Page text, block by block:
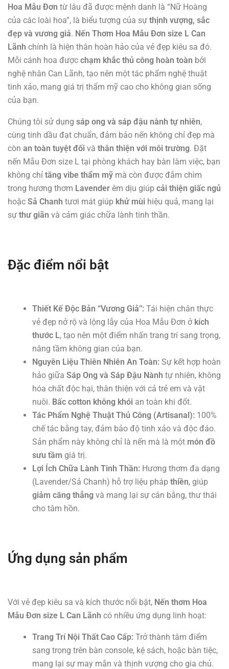
Hoa Mẫu Đơn từ lâu đã được mệnh danh là “Nữ Hoàng
của các loài hoa”, là biểu tượng của sự thịnh vượng, sắc
đẹp và vương giả. Nến Thơm Hoa Mẫu Đơn size L Can
Lãnh chính là hiện thân hoàn hảo của vẻ đẹp kiêu sa đó.
Mỗi cánh hoa được chạm khắc thủ công hoàn toàn bởi
nghệ nhân Can Lãnh, tạo nên một tác phẩm nghệ thuật
tinh xảo, mang giá trị thẩm mỹ cao cho không gian sống
của bạn.
Chúng tôi sử dụng sáp ong và sáp đậu nành tự nhiên,
cùng tinh dầu đạt chuẩn, đảm bảo nến không chỉ đẹp mà
còn an toàn tuyệt đối và thân thiện với môi trường. Đặt
nến Mẫu Đơn size L tại phòng khách hay bàn làm việc, bạn
không chỉ tăng vibe thẩm mỹ mà còn được đắm chìm
trong hương thơm Lavender êm dịu giúp cải thiện giấc ngủ
hoặc Sả Chanh tươi mát giúp khử mùi hiệu quả, mang lại
sự thư giãn và cảm giác chữa lành tinh thần.
Đặc điểm nổi bật
Thiết Kế Độc Bản “Vương Giả”: Tái hiện chân thực
vẻ đẹp nở rộ và lộng lẫy của Hoa Mẫu Đơn ở kích
thước L, tạo nên một điểm nhấn trang trí sang trọng,
nâng tầm không gian của bạn.
Nguyên Liệu Thiên Nhiên An Toàn: Sự kết hợp hoàn
hảo giữa Sáp Ong và Sáp Đậu Nành tự nhiên, không
hóa chất độc hại, thân thiện với cả trẻ em và vật
nuôi. Bấc cotton không khói an toàn khi đốt.
Tác Phẩm Nghệ Thuật Thủ Công (Artisanal): 100%
chế tác bằng tay, đảm bảo độ tinh xảo và độc đáo.
Sản phẩm này không chỉ là nến mà là một món đồ
sưu tầm giá trị.
Lợi Ích Chữa Lành Tinh Thần: Hương thơm đa dạng
(Lavender/Sả Chanh) hỗ trợ liệu pháp thiền, giúp
giảm căng thẳng và mang lại sự cân bằng, thư thái
cho tâm hồn.
Ứng dụng sản phẩm
Với vẻ đẹp kiêu sa và kích thước nổi bật, Nến thơm Hoa
Mẫu Đơn size L Can Lãnh có nhiều ứng dụng linh hoạt:
Trang Trí Nội Thất Cao Cấp: Trở thành tâm điểm
sang trọng trên bàn console, kệ sách, hoặc bàn tiệc,
mang lại sự may mắn và thịnh vượng cho gia chủ.